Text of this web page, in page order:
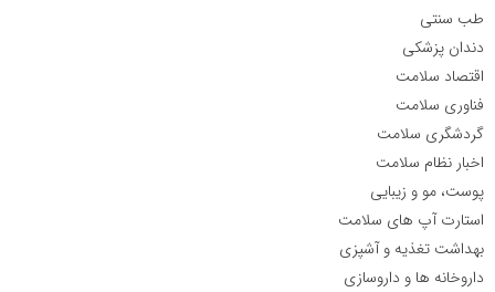
طب سنتی
دندان پزشکی
اقتصاد سلامت
فناوری سلامت
گردشگری سلامت
اخبار نظام سلامت
پوست، مو و زیبایی
استارت آپ های سلامت
بهداشت تغذیه و آشپزی
داروخانه ها و داروسازی